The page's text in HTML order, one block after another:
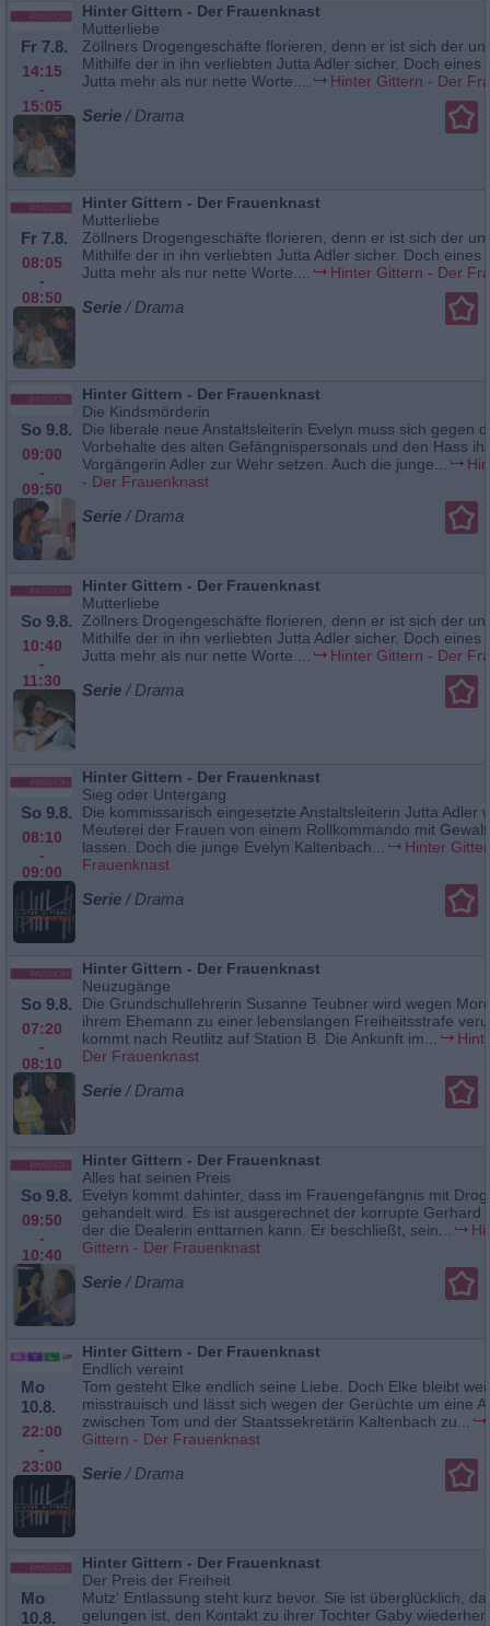
Fr 7.8.
14:15
-
15:05
Hinter Gittern - Der Frauenknast
Mutterliebe
Zöllners Drogengeschäfte florieren, denn er ist sich der
Mithilfe der in ihn verliebten Jutta Adler sicher. Doch eines
Jutta mehr als nur nette Worte....
Hinter Gittern - Der
Serie / Drama
Fr 7.8.
08:05
-
08:50
Hinter Gittern - Der Frauenknast
Mutterliebe
Zöllners Drogengeschäfte florieren, denn er ist sich der
Mithilfe der in ihn verliebten Jutta Adler sicher. Doch eines
Jutta mehr als nur nette Worte....
Hinter Gittern - Der
Serie / Drama
So 9.8.
09:00
-
09:50
Hinter Gittern - Der Frauenknast
Die Kindsmörderin
Die liberale neue Anstaltsleiterin Evelyn muss sich gegen
Vorbehalte des alten Gefängnispersonals und den Hass
Vorgängerin Adler zur Wehr setzen. Auch die junge...
- Der Frauenknast
Serie / Drama
So 9.8.
10:40
-
11:30
Hinter Gittern - Der Frauenknast
Mutterliebe
Zöllners Drogengeschäfte florieren, denn er ist sich der
Mithilfe der in ihn verliebten Jutta Adler sicher. Doch eines
Jutta mehr als nur nette Worte....
Hinter Gittern - Der
Serie / Drama
So 9.8.
08:10
-
09:00
Hinter Gittern - Der Frauenknast
Sieg oder Untergang
Die kommissarisch eingesetzte Anstaltsleiterin Jutta Adler
Meuterei der Frauen von einem Rollkommando mit
lassen. Doch die junge Evelyn Kaltenbach...
Hinter
Frauenknast
Serie / Drama
So 9.8.
07:20
-
08:10
Hinter Gittern - Der Frauenknast
Neuzugänge
Die Grundschullehrerin Susanne Teubner wird wegen
ihrem Ehemann zu einer lebenslangen Freiheitsstrafe
kommt nach Reutlitz auf Station B. Die Ankunft im...
Der Frauenknast
Serie / Drama
So 9.8.
09:50
-
10:40
Hinter Gittern - Der Frauenknast
Alles hat seinen Preis
Evelyn kommt dahinter, dass im Frauengefängnis mit
gehandelt wird. Es ist ausgerechnet der korrupte Gerhard
der die Dealerin enttarnen kann. Er beschließt, sein...
Gittern - Der Frauenknast
Serie / Drama
Mo
10.8.
22:00
-
23:00
Hinter Gittern - Der Frauenknast
Endlich vereint
Tom gesteht Elke endlich seine Liebe. Doch Elke bleibt
misstrauisch und lässt sich wegen der Gerüchte um eine
zwischen Tom und der Staatssekretärin Kaltenbach zu...
Gittern - Der Frauenknast
Serie / Drama
Mo
10.8.
Hinter Gittern - Der Frauenknast
Der Preis der Freiheit
Mutz‘ Entlassung steht kurz bevor. Sie ist überglücklich,
gelungen ist, den Kontakt zu ihrer Tochter Gaby